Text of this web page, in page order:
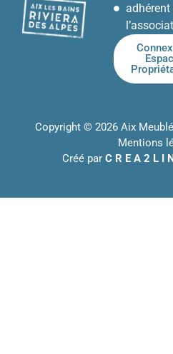
adhérent
Copyright © 2026 Aix
Mentions
Créé par C R E A 2 L I